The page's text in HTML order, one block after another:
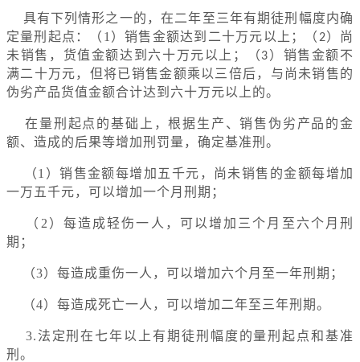
具有下列情形之一的，在二年至三年有期徒刑幅度内确
定量刑起点：（1）销售金额达到二十万元以上；（2）尚
未销售，货值金额达到六十万元以上；（3）销售金额不
满二十万元，但将已销售金额乘以三倍后，与尚未销售的
伪劣产品货值金额合计达到六十万元以上的。
在量刑起点的基础上，根据生产、销售伪劣产品的金
额、造成的后果等增加刑罚量，确定基准刑。
（1）销售金额每增加五千元，尚未销售的金额每增加
一万五千元，可以增加一个月刑期；
（2）每造成轻伤一人，可以增加三个月至六个月刑
期；
（3）每造成重伤一人，可以增加六个月至一年刑期；
（4）每造成死亡一人，可以增加二年至三年刑期。
3.法定刑在七年以上有期徒刑幅度的量刑起点和基准
刑。